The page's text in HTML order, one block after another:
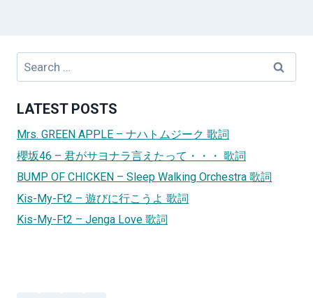
Search
LATEST POSTS
Mrs. GREEN APPLE – ナハトムジーク 歌詞
櫻坂46 – 君がサヨナラ言えたって・・・ 歌詞
BUMP OF CHICKEN – Sleep Walking Orchestra 歌詞
Kis-My-Ft2 – 遊びに行こうよ 歌詞
Kis-My-Ft2 – Jenga Love 歌詞